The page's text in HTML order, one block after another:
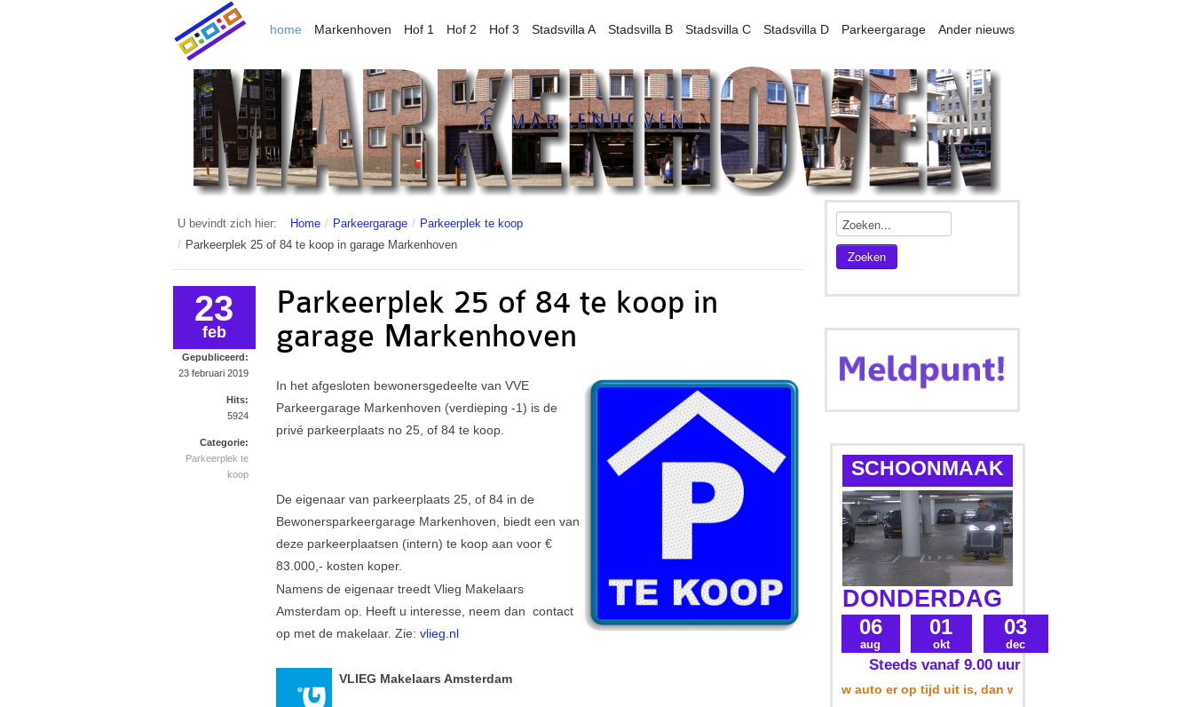
home Markenhoven Hof 1 Hof 2 Hof 3 Stadsvilla A Stadsvilla B Stadsvilla C Stadsvilla D Parkeergarage Ander nieuws
U bevindt zich hier: Home / Parkeergarage / Parkeerplek te koop
/ Parkeerplek 25 of 84 te koop in garage Markenhoven
23
feb
Gepubliceerd:
23 februari 2019
Hits:
5924
Categorie:
Parkeerplek te
koop
Parkeerplek 25 of 84 te koop in
garage Markenhoven
In het afgesloten bewonersgedeelte van VVE
Parkeergarage Markenhoven (verdieping -1) is de
privé parkeerplaats no 25, of 84 te koop.
De eigenaar van parkeerplaats 25, of 84 in de
Bewonersparkeergarage Markenhoven, biedt een van
deze parkeerplaatsen (intern) te koop aan voor €
83.000,- kosten koper.
Namens de eigenaar treedt Vlieg Makelaars
Amsterdam op. Heeft u interesse, neem dan contact
op met de makelaar. Zie: vlieg.nl
VLIEG Makelaars Amsterdam
Zoeken
SCHOONMAAK
DONDERDAG
06
aug
01
okt
03
dec
Steeds vanaf 9.00 uur
Zorg dat uw auto er op tijd uit is, dan wordt uw parkeerplek ook